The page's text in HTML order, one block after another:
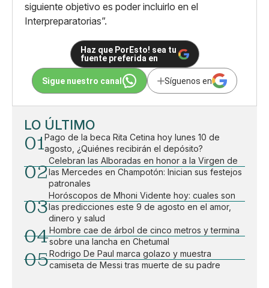
siguiente objetivo es poder incluirlo en el
Interpreparatorias”.
Haz que PorEsto! sea tu
fuente preferida en
Sigue nuestro canal Síguenos en
LO ÚLTIMO
01Pago de la beca Rita Cetina hoy lunes 10 de
agosto, ¿Quiénes recibirán el depósito?
02
Celebran las Alboradas en honor a la Virgen de
las Mercedes en Champotón: Inician sus festejos
patronales
03
Horóscopos de Mhoni Vidente hoy: cuales son
las predicciones este 9 de agosto en el amor,
dinero y salud
04Hombre cae de árbol de cinco metros y termina
sobre una lancha en Chetumal
05Rodrigo De Paul marca golazo y muestra
camiseta de Messi tras muerte de su padre